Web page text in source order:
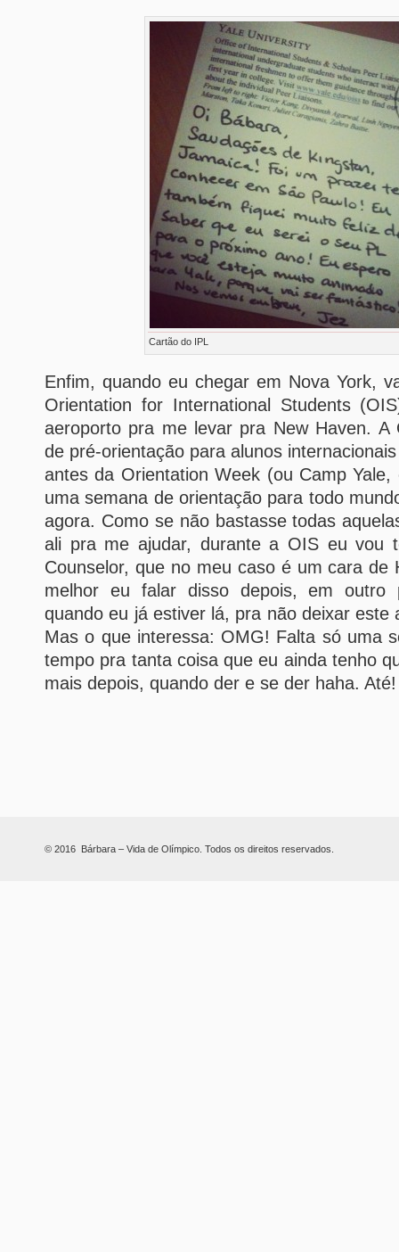
Cartão do IPL
Enfim, quando eu chegar em Nova York,
Orientation for International Students
aeroporto pra me levar pra New Haven. A
de pré-orientação para alunos
antes da Orientation Week (ou Camp
uma semana de orientação para todo
agora. Como se não bastasse todas
ali pra me ajudar, durante a OIS eu vou
Counselor, que no meu caso é um cara de
melhor eu falar disso depois, em outro
quando eu já estiver lá, pra não deixar este
Mas o que interessa: OMG! Falta só uma
tempo pra tanta coisa que eu ainda tenho
mais depois, quando der e se der haha.
© 2016 Bárbara – Vida de Olímpico. Todos os direitos reservados.